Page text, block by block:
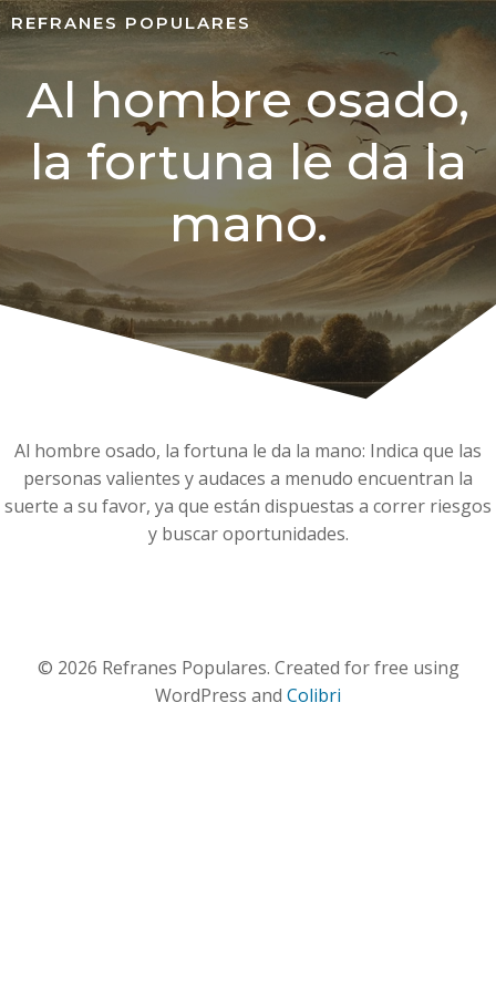
REFRANES POPULARES
Al hombre osado,
la fortuna le da la
mano.
Al hombre osado, la fortuna le da la mano: Indica que las
personas valientes y audaces a menudo encuentran la
suerte a su favor, ya que están dispuestas a correr riesgos
y buscar oportunidades.
© 2026 Refranes Populares. Created for free using
WordPress and Colibri